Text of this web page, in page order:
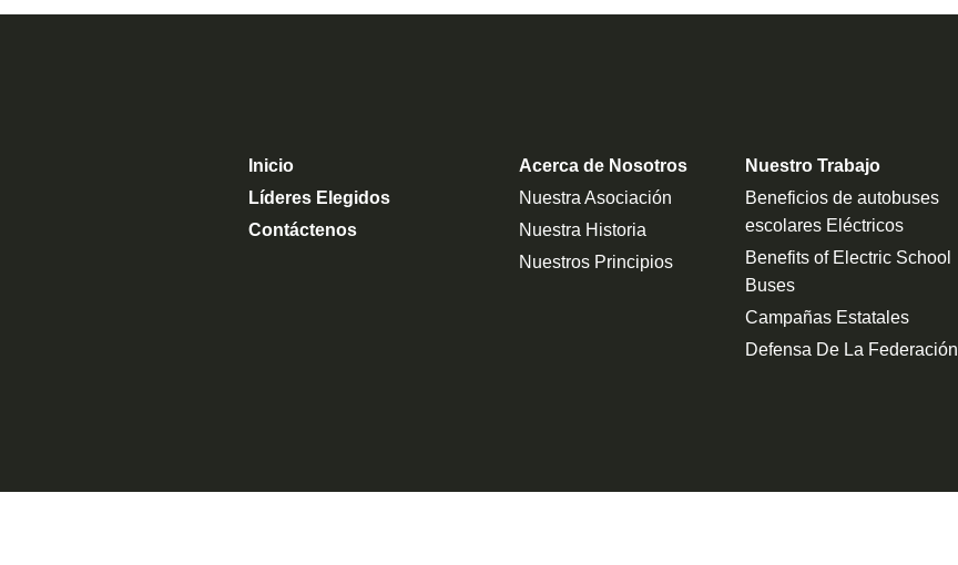
Inicio
Líderes Elegidos
Contáctenos
Acerca de Nosotros
Nuestra Asociación
Nuestra Historia
Nuestros Principios
Nuestro Trabajo
Beneficios de autobuses
escolares Eléctricos
Benefits of Electric School
Buses
Campañas Estatales
Defensa De La Federación